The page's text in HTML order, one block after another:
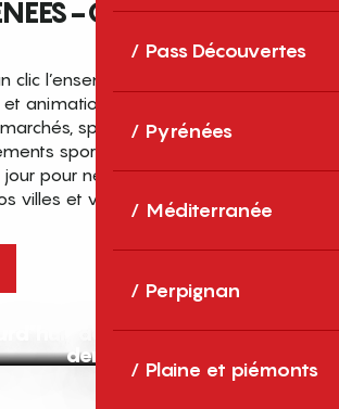
Pass Découvertes
Pyrénées
Méditerranée
Perpignan
Plaine et piémonts
ORIENTALES
clic l’ensemble des fêtes,
animations recensées dans le
spectacles, expositions,
sportifs et culturels… un agenda
pour ne rien manquer de
villes et villages.
demain et après-
demain